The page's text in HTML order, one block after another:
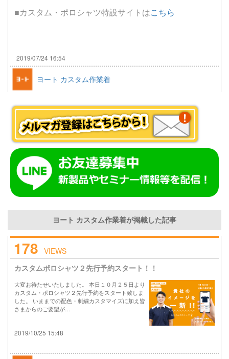
■カスタム・ポロシャツ特設サイトはこちら
2019/07/24 16:54
ヨート カスタム作業着
ヨート カスタム作業着が掲載した記事
178 VIEWS
カスタムポロシャツ２先行予約スタート！！
大変お待たせいたしました。 本日１０月２５日より
カスタム・ポロシャツ２先行予約をスタート致しま
した。 いままでの配色・刺繍カスタマイズに加え皆
さまからのご要望が…
2019/10/25 15:48